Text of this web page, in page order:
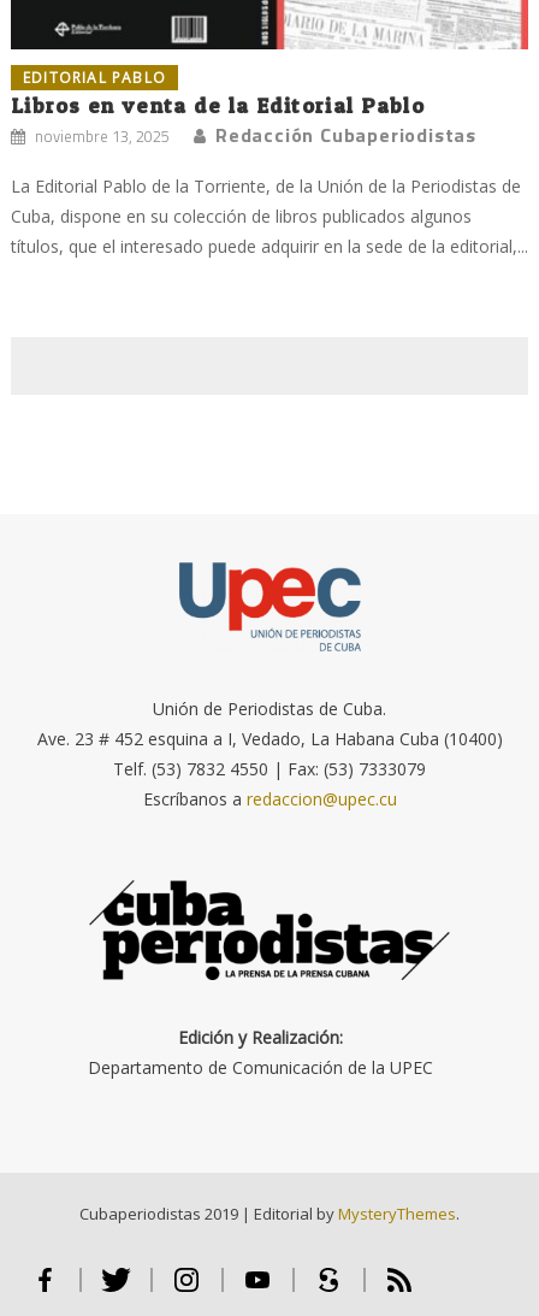
EDITORIAL PABLO
Libros en venta de la Editorial Pablo
noviembre 13, 2025 Redacción Cubaperiodistas
La Editorial Pablo de la Torriente, de la Unión de la Periodistas de
Cuba, dispone en su colección de libros publicados algunos
títulos, que el interesado puede adquirir en la sede de la editorial,...
Unión de Periodistas de Cuba.
Ave. 23 # 452 esquina a I, Vedado, La Habana Cuba (10400)
Telf. (53) 7832 4550 | Fax: (53) 7333079
Escríbanos a redaccion@upec.cu
Edición y Realización:
Departamento de Comunicación de la UPEC
Cubaperiodistas 2019 | Editorial byMysteryThemes.
Facebook Twitter Instagram Youtube Scribd RSS